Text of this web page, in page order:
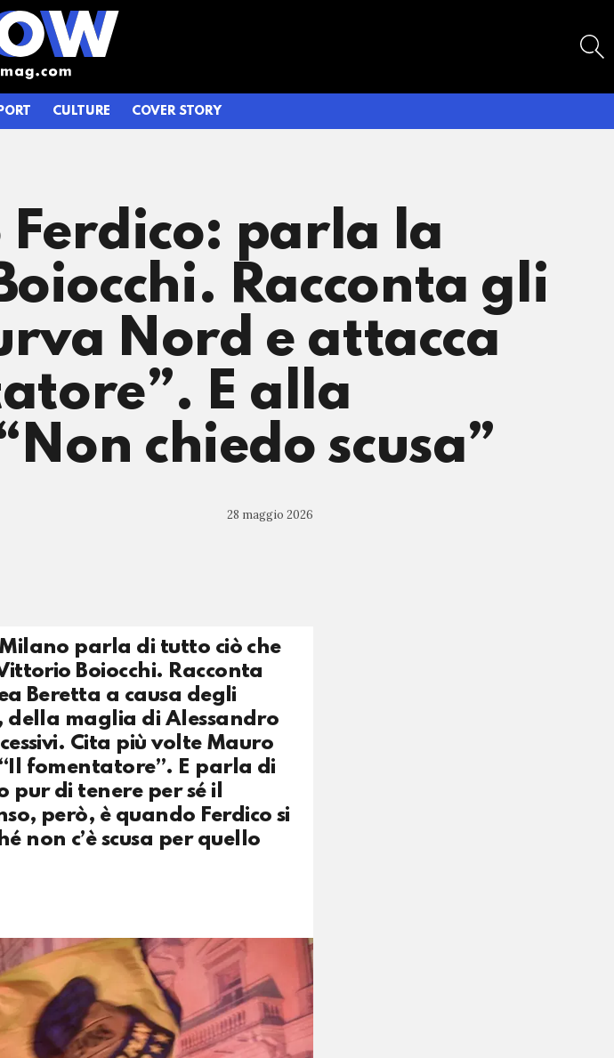
CULTURE COVER STORY
Ferdico: parla la
Racconta gli
Nord e attacca
E alla
chiedo scusa”
28 maggio 2026
parla di tutto ciò che
Boiocchi. Racconta
Beretta a causa degli
della maglia di Alessandro
Cita più volte Mauro
fomentatore”. E parla di
di tenere per sé il
però, è quando Ferdico si
non c’è scusa per quello